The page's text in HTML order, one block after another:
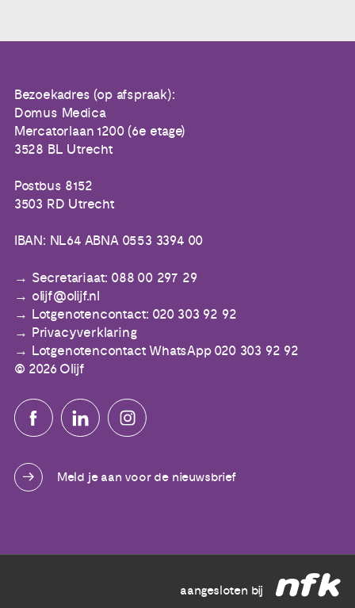
Bezoekadres (op afspraak):
Domus Medica
Mercatorlaan 1200 (6e etage)
3528 BL Utrecht
Postbus 8152
3503 RD Utrecht
IBAN: NL64 ABNA 0553 3394 00
Secretariaat: 088 00 297 29
olijf@olijf.nl
Lotgenotencontact: 020 303 92 92
Privacyverklaring
Lotgenotencontact WhatsApp 020 303 92 92
© 2026 Olijf
Meld je aan voor de nieuwsbrief
aangesloten bij